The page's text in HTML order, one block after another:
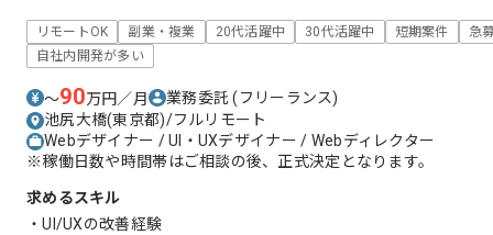
リモートOK 副業・複業 20代活躍中 30代活躍中 短期案件
急
自社内開発が多い
〜90万円／月 業務委託(フリーランス)
池尻大橋(東京都)/フルリモート
Webデザイナー / UI・UXデザイナー / Webディレクター
※稼働日数や時間帯はご相談の後、正式決定となります。
求めるスキル
・UI/UXの改善経験